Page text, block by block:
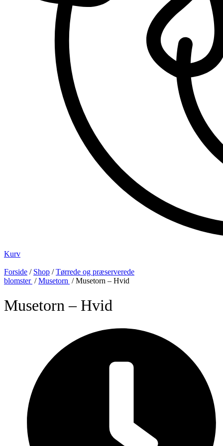
Kurv
Forside / Shop /Tørrede og præserverede
blomster /Musetorn / Musetorn – Hvid
Musetorn – Hvid